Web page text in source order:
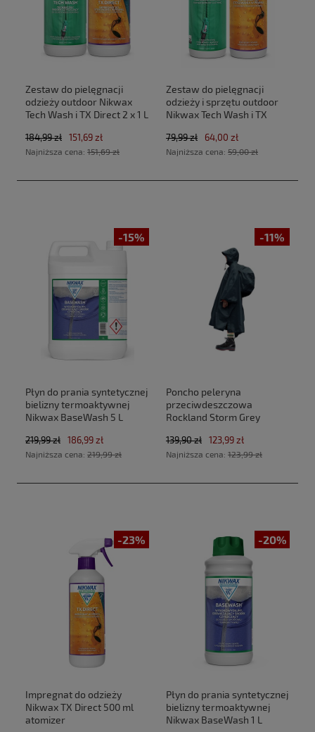
Zestaw do pielęgnacji
odzieży outdoor Nikwax
Tech Wash i TX Direct 2 x 1 L
184,99 zł 151,69 zł
Najniższa cena: 151,69 zł
Zestaw do pielęgnacji
odzieży i sprzętu outdoor
Nikwax Tech Wash i TX
79,99 zł 64,00 zł
Najniższa cena: 59,00 zł
-15%
Płyn do prania syntetycznej
bielizny termoaktywnej
Nikwax BaseWash 5 L
219,99 zł 186,99 zł
Najniższa cena: 219,99 zł
-11%
Poncho peleryna
przeciwdeszczowa
Rockland Storm Grey
139,90 zł 123,99 zł
Najniższa cena: 123,99 zł
-23%
Impregnat do odzieży
Nikwax TX Direct 500 ml
atomizer
-20%
Płyn do prania syntetycznej
bielizny termoaktywnej
Nikwax BaseWash 1 L